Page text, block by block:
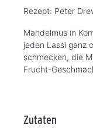
Rezept: Peter
Mandelmus in
jeden Lassi ganz
schmecken, die
Frucht-
Zutaten